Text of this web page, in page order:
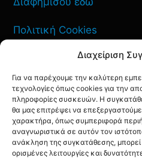
Διαχείριση
Για να παρέχουμε την καλύτερη
τεχνολογίες όπως cookies για την
πληροφορίες συσκευών. Η
θα μας επιτρέψει να
χαρακτήρα, όπως συμπεριφορά
αναγνωριστικά σε αυτόν τον
ανάκληση της συγκατάθεσης,
ορισμένες λειτουργίες και
Πολιτική Cookies
Πολιτική Απορρήτου
ΕΠΙΚΟΙΝΩΝΙΑ